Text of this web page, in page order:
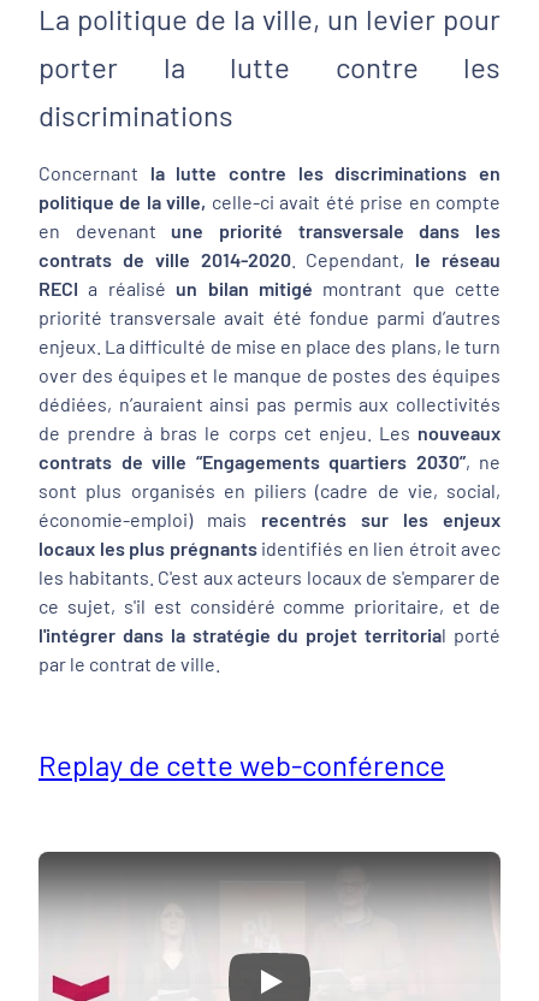
La politique de la ville, un levier pour
porter la lutte contre les
discriminations
Concernant la lutte contre les discriminations en
politique de la ville, celle-ci avait été prise en compte
en devenant une priorité transversale dans les
contrats de ville 2014-2020. Cependant, le réseau
RECIa réalisé un bilan mitigé montrant que cette
priorité transversale avait été fondue parmi d’autres
enjeux. La difficulté de mise en place des plans, le turn
over des équipes et le manque de postes des équipes
dédiées, n’auraient ainsi pas permis aux collectivités
de prendre à bras le corps cet enjeu. Les nouveaux
contrats de ville “Engagements quartiers 2030”, ne
sont plus organisés en piliers (cadre de vie, social,
économie-emploi) mais recentrés sur les enjeux
locaux les plus prégnantsidentifiés en lien étroit avec
les habitants. C'est aux acteurs locaux de s'emparer de
ce sujet, s'il est considéré comme prioritaire, et de
l'intégrer dans la stratégie du projet territorial porté
par le contrat de ville.
Replay de cette web-conférence
Play